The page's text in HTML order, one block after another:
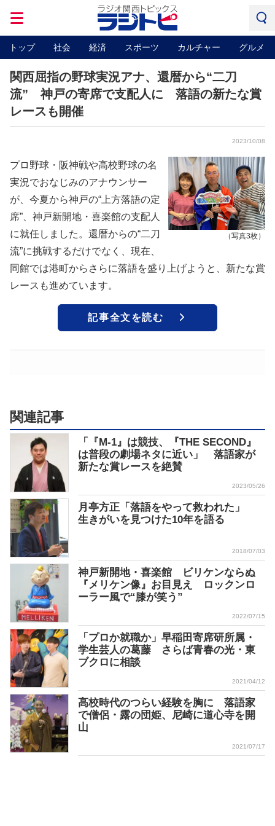
トップ 社会 経済 スポーツ カルチャー グルメ
関西屈指の野球実況アナ、還暦から“二刀
流” 神戸の寄席で支配人に 落語の新たな賞
レースも開催
2023/10/08
（写真3枚）
プロ野球・阪神戦や高校野球の名
実況でおなじみのアナウンサー
が、今夏から神戸の“上方落語の定
席”、神戸新開地・喜楽館の支配人
に就任しました。還暦からの“二刀
流”に挑戦するだけでなく、現在、
同館では港町からさらに落語を盛り上げようと、新たな賞
レースも進めています。
記事全文を読む
関連記事
「『M-1』は競技、『THE SECOND』
は普段の劇場ネタに近い」 落語家が
新たな賞レースを絶賛
2023/05/26
月亭方正「落語をやって救われた」
生きがいを見つけた10年を語る
2018/07/03
神戸新開地・喜楽館 ビリケンならぬ
『メリケン像』お目見え ロックンロ
ーラー風で“膝が笑う”
2022/07/15
「プロか就職か」早稲田寄席研所属・
学生芸人の葛藤 さらば青春の光・東
ブクロに相談
2021/04/12
高校時代のつらい経験を胸に 落語家
で僧侶・露の団姫、尼崎に道心寺を開
山
2021/07/17